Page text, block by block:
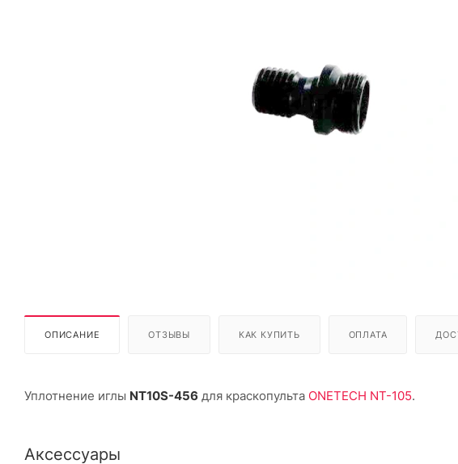
ОПИСАНИЕ ОТЗЫВЫ КАК КУПИТЬ ОПЛАТА
Уплотнение иглы NT10S-456 для краскопульта ONETECH NT-105.
Аксессуары